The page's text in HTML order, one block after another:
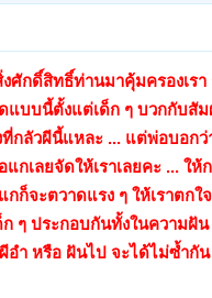
ศักดิ์สิทธิ์ท่านมาคุ้มครองเร
แบบนี้ตั้งแต่เด็ก ๆ บวกกับสั
ลัวผีนี้แหละ ... แต่พ่อบอกว่
เลยจัดให้เราเลยคะ ... ใ
กก็จะตวาดแรง ๆ ให้เราตก
ๆ ประกอบกันทั้งในความฝัน
ำ หรือ ฝันไป จะได้ไม่ซ้ำกัน